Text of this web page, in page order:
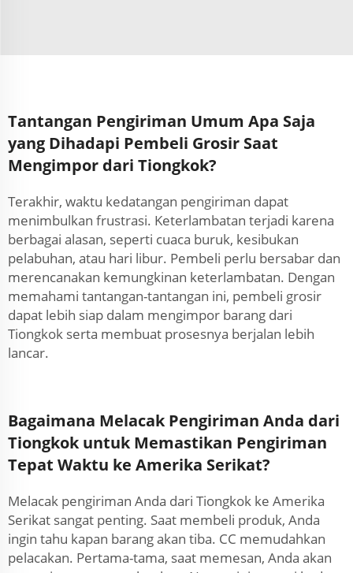
Tantangan Pengiriman Umum Apa Saja
yang Dihadapi Pembeli Grosir Saat
Mengimpor dari Tiongkok?
Terakhir, waktu kedatangan pengiriman dapat
menimbulkan frustrasi. Keterlambatan terjadi karena
berbagai alasan, seperti cuaca buruk, kesibukan
pelabuhan, atau hari libur. Pembeli perlu bersabar dan
merencanakan kemungkinan keterlambatan. Dengan
memahami tantangan-tantangan ini, pembeli grosir
dapat lebih siap dalam mengimpor barang dari
Tiongkok serta membuat prosesnya berjalan lebih
lancar.
Bagaimana Melacak Pengiriman Anda dari
Tiongkok untuk Memastikan Pengiriman
Tepat Waktu ke Amerika Serikat?
Melacak pengiriman Anda dari Tiongkok ke Amerika
Serikat sangat penting. Saat membeli produk, Anda
ingin tahu kapan barang akan tiba. CC memudahkan
pelacakan. Pertama-tama, saat memesan, Anda akan